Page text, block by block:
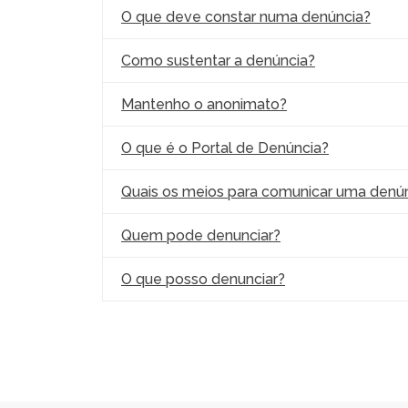
O que deve constar numa denúncia?
Como sustentar a denúncia?
Mantenho o anonimato?
O que é o Portal de Denúncia?
Quais os meios para comunicar uma
Quem pode denunciar?
O que posso denunciar?